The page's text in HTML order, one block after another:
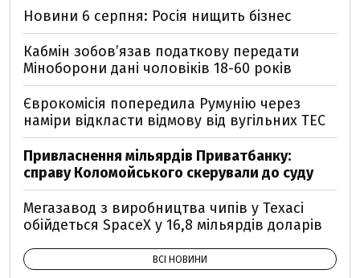
Новини 6 серпня: Росія нищить бізнес
Кабмін зобовʼязав податкову передати
Міноборони дані чоловіків 18-60 років
Єврокомісія попередила Румунію через
наміри відкласти відмову від вугільних ТЕС
Привласнення мільярдів Приватбанку:
справу Коломойського скерували до суду
Мегазавод з виробництва чипів у Техасі
обійдеться SpaceX у 16,8 мільярдів доларів
ВСІ НОВИНИ